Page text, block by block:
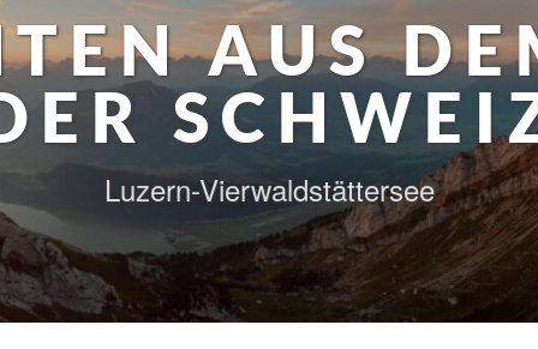
AUS
Luzern-Vierwaldstättersee